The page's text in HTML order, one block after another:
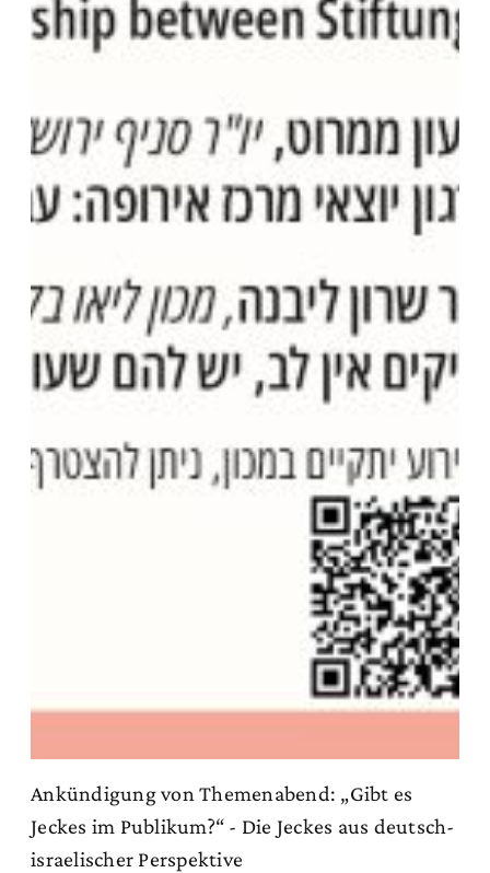
Ankündigung von Themenabend: „Gibt es
Jeckes im Publikum?“ - Die Jeckes aus deutsch-
israelischer Perspektive